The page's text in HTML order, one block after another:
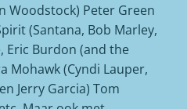
Woodstock) Peter Green
(Santana, Bob Marley,
Eric Burdon (and the
Mohawk (Cyndi Lauper,
Jerry Garcia) Tom